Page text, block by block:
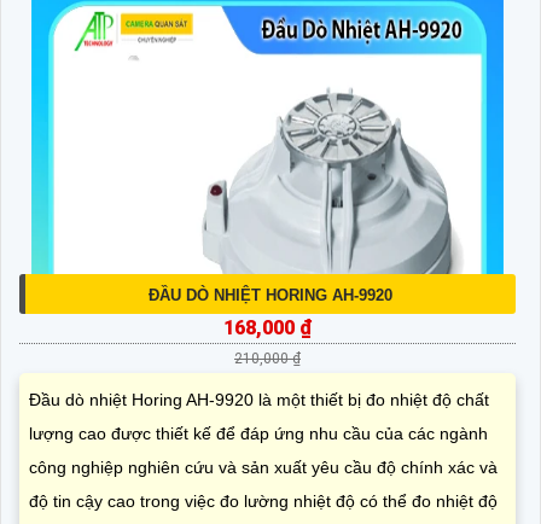
ĐẦU DÒ NHIỆT HORING AH-9920
168,000 ₫
210,000 ₫
Đầu dò nhiệt Horing AH-9920 là một thiết bị đo nhiệt độ chất
lượng cao được thiết kế để đáp ứng nhu cầu của các ngành
công nghiệp nghiên cứu và sản xuất yêu cầu độ chính xác và
độ tin cậy cao trong việc đo lường nhiệt độ có thể đo nhiệt độ